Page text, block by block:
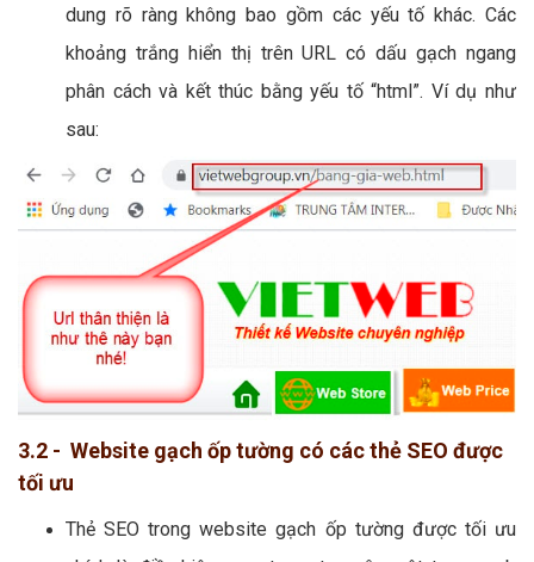
dung rõ ràng không bao gồm các yếu tố khác. Các
khoảng trắng hiển thị trên URL có dấu gạch ngang
phân cách và kết thúc bằng yếu tố “html”. Ví dụ như
sau:
3.2 - Website gạch ốp tường có các thẻ SEO được
tối ưu
Thẻ SEO trong website gạch ốp tường được tối ưu